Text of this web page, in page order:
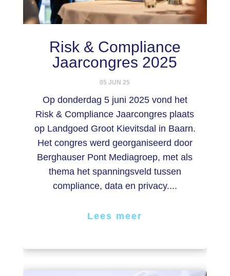
Risk & Compliance
Jaarcongres 2025
05 JUN 25
Op donderdag 5 juni 2025 vond het
Risk & Compliance Jaarcongres plaats
op Landgoed Groot Kievitsdal in Baarn.
Het congres werd georganiseerd door
Berghauser Pont Mediagroep, met als
thema het spanningsveld tussen
compliance, data en privacy....
Lees meer